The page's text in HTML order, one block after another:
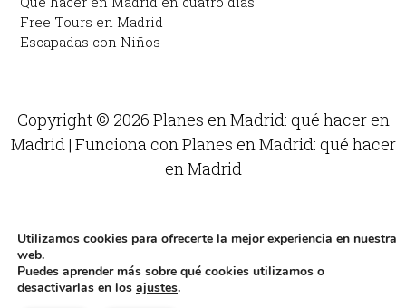
Free Tours en Madrid
Escapadas con Niños
Copyright © 2026 Planes en Madrid: qué hacer en
Madrid | Funciona con Planes en Madrid: qué hacer
en Madrid
Utilizamos cookies para ofrecerte la mejor experiencia en nuestra
web.
Puedes aprender más sobre qué cookies utilizamos o
desactivarlas en los ajustes.